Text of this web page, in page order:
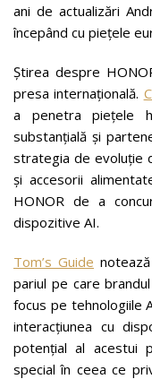
ani de actualizări
începând cu piețele
Știrea despre
presa internațională.
a penetra piețele
substanțială și
strategia de evoluție
și accesorii
HONOR de a
dispozitive AI.
Tom’s Guide
pariul pe care
focus pe tehnologiile
interacțiunea cu
potențial al acestui
special în ceea ce